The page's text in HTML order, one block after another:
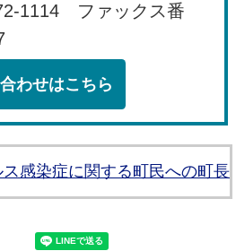
1114 ファックス番
わせはこちら
感染症に関する町民への町